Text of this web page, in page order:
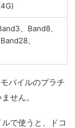
、Band8、
、
バイルのプラチ
せん。
で使うと、ドコ